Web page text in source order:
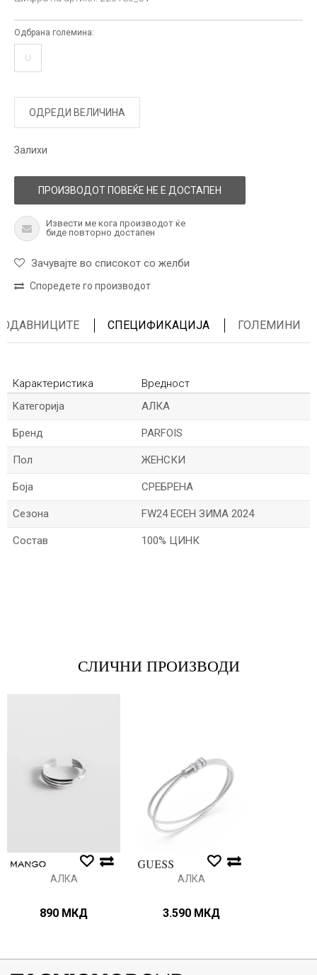
Одбрана големина:
U
ОДРЕДИ ВЕЛИЧИНА
Залихи
ПРОИЗВОДОТ ПОВЕЌЕ НЕ Е ДОСТАПЕН
Извести ме кога производот ќе
биде повторно достапен
Зачувајте во списокот со желби
Споредете го производот
СПЕЦИФИКАЦИЈА ГОЛЕМИНИ
Карактеристика
Вредност
Kатегорија
АЛКА
Бренд PARFOIS
Пол ЖЕНСКИ
Боја СРЕБРЕНА
Сезона FW24 ЕСЕН ЗИМА 2024
Состав 100% ЦИНК
Анти спам заштита - пресметајте колку е 9 - 4 :
ИСПРАТИ
СЛИЧНИ ПРОИЗВОДИ
АЛКА
890 МКД
АЛКА
3.590 МКД